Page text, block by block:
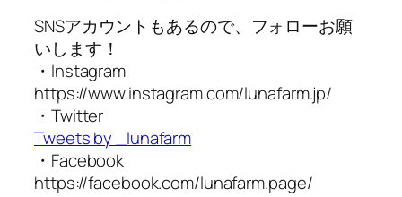
SNSアカウントもあるので、フォローお願
いします！
・Instagram
https://www.instagram.com/lunafarm.jp/
・Twitter
Tweets by _lunafarm
・Facebook
https://facebook.com/lunafarm.page/